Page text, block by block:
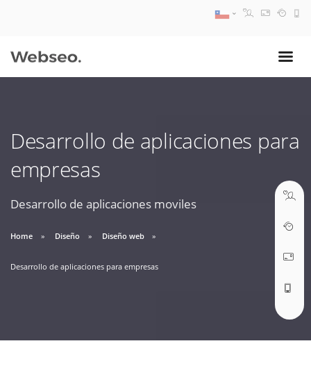
Desarrollo de aplicaciones para
empresas
Desarrollo de aplicaciones moviles
Home Diseño Diseño web
Desarrollo de aplicaciones para empresas
09:30 AM A 18:30 PM
soporte@webseo.cl